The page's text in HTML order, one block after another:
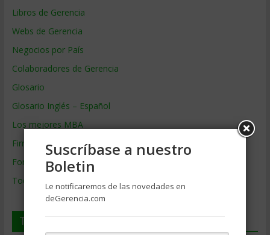
Libros de Gerencia
Webs de Gerencia
Negocios por País
Colaboradores de Gerencia
Glosario
Glosario Inglés – Español
Los mejores MBA
Firmas de Gerencia
Formación de Gerencia
Todos los Temas
Temas de Gerencia
Suscríbase a nuestro
Boletin
Le notificaremos de las novedades en
deGerencia.com